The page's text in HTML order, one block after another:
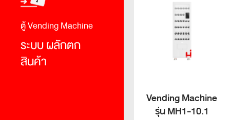
ตู้ Vending Machine
ระบบผลักตก
สินค้า
Vending Machine
รุ่น MH1-10.1